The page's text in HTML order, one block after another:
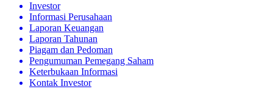
Investor
Informasi Perusahaan
Laporan Keuangan
Laporan Tahunan
Piagam dan Pedoman
Pengumuman Pemegang Saham
Keterbukaan Informasi
Kontak Investor